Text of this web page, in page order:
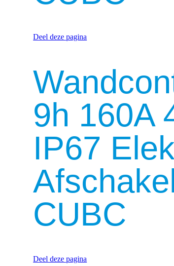
Deel deze pagina
9h 160A
IP67
CUBC
Deel deze pagina